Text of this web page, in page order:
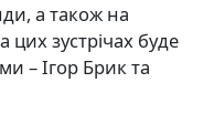
а також на
цих зустрічах буде
– Ігор Брик та